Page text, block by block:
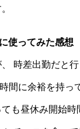
使ってみた感想
時差出勤だと
間に余裕を持っ
も昼休み開始